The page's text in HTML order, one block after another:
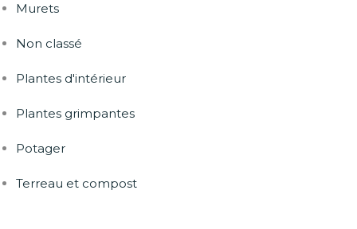
Murets
Non classé
Plantes d'intérieur
Plantes grimpantes
Potager
Terreau et compost